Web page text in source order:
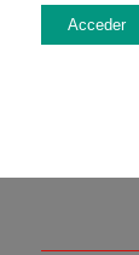
Acceder